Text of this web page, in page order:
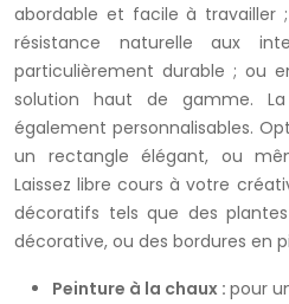
abordable et facile à travailler
résistance naturelle aux
particulièrement durable ; ou
solution haut de gamme.
également personnalisables.
un rectangle élégant, ou
Laissez libre cours à votre
décoratifs tels que des
décorative, ou des bordures en
Peinture à la chaux : pour